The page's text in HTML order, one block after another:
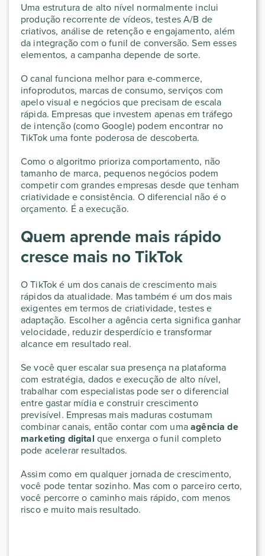
Uma estrutura de alto nível normalmente inclui
produção recorrente de vídeos, testes A/B de
criativos, análise de retenção e engajamento, além
da integração com o funil de conversão. Sem esses
elementos, a campanha depende de sorte.
O canal funciona melhor para e-commerce,
infoprodutos, marcas de consumo, serviços com
apelo visual e negócios que precisam de escala
rápida. Empresas que investem apenas em tráfego
de intenção (como Google) podem encontrar no
TikTok uma fonte poderosa de descoberta.
Como o algoritmo prioriza comportamento, não
tamanho de marca, pequenos negócios podem
competir com grandes empresas desde que tenham
criatividade e consistência. O diferencial não é o
orçamento. É a execução.
Quem aprende mais rápido
cresce mais no TikTok
O TikTok é um dos canais de crescimento mais
rápidos da atualidade. Mas também é um dos mais
exigentes em termos de criatividade, testes e
adaptação. Escolher a agência certa significa ganhar
velocidade, reduzir desperdício e transformar
alcance em resultado real.
Se você quer escalar sua presença na plataforma
com estratégia, dados e execução de alto nível,
trabalhar com especialistas pode ser o diferencial
entre gastar mídia e construir crescimento
previsível. Empresas mais maduras costumam
combinar canais, então contar com umaagência de
marketing digital que enxerga o funil completo
pode acelerar resultados.
Assim como em qualquer jornada de crescimento,
você pode tentar sozinho. Mas com o parceiro certo,
você percorre o caminho mais rápido, com menos
risco e muito mais resultado.